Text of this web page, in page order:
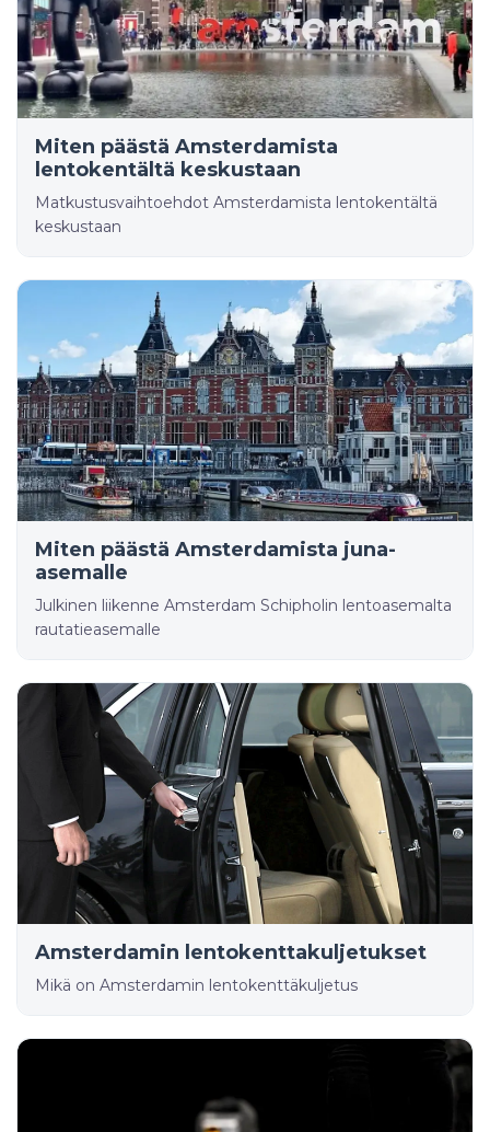
Miten päästä Amsterdamista
lentokentältä keskustaan
Matkustusvaihtoehdot Amsterdamista lentokentältä
keskustaan
Miten päästä Amsterdamista juna-
asemalle
Julkinen liikenne Amsterdam Schipholin lentoasemalta
rautatieasemalle
Amsterdamin lentokenttakuljetukset
Mikä on Amsterdamin lentokenttäkuljetus